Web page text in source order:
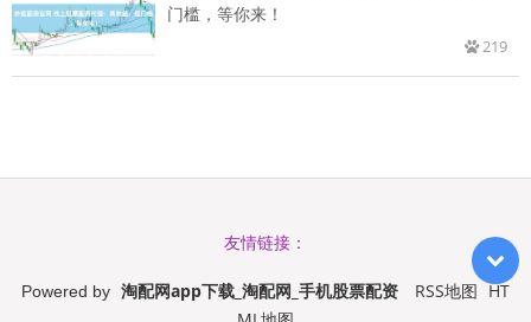
门槛，等你来！
219
友情链接：
Powered by 淘配网app下载_淘配网_手机股票配资 RSS地图 HT